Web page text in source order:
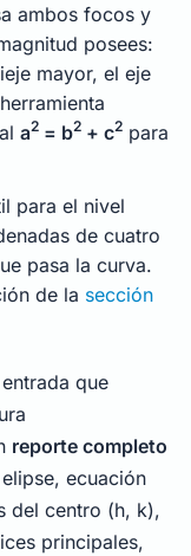
ambos focos y
posees:
mayor, el eje
a2 = b2 + c2 para
para el nivel
de cuatro
pasa la curva.
de la sección
que
reporte completo
ecuación
del centro (h, k),
principales,